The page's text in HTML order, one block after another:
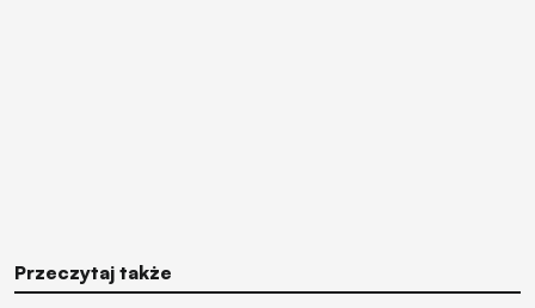
Przeczytaj także